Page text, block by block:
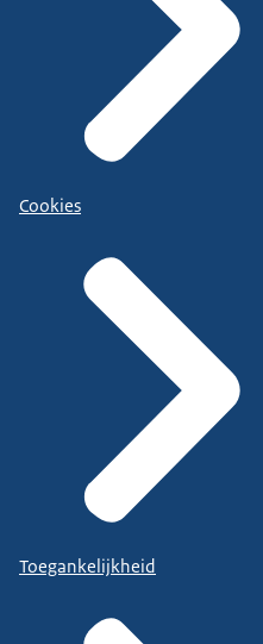
Cookies
Toegankelijkheid